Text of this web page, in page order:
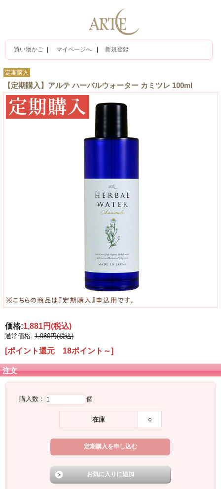
買い物かご マイページへ 新規登録
定期購入
【定期購入】アルテ ハーバルウォーター カミツレ 100ml
価格:1,881円(税込)
通常価格: 1,980円(税込)
[ポイント還元 18ポイント～]
注文
購入数： 個
在庫 ○